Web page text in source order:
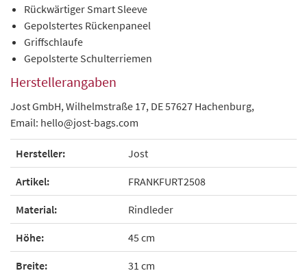
Rückwärtiger Smart Sleeve
Gepolstertes Rückenpaneel
Griffschlaufe
Gepolsterte Schulterriemen
Herstellerangaben
Jost GmbH, Wilhelmstraße 17, DE 57627 Hachenburg,
Email: hello@jost-bags.com
Hersteller: Jost
Artikel: FRANKFURT2508
Material: Rindleder
Höhe: 45 cm
Breite: 31 cm